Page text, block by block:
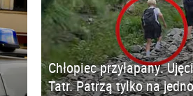
Chłopiec przyłapany.
Tatr. Patrzą tylko na jedno